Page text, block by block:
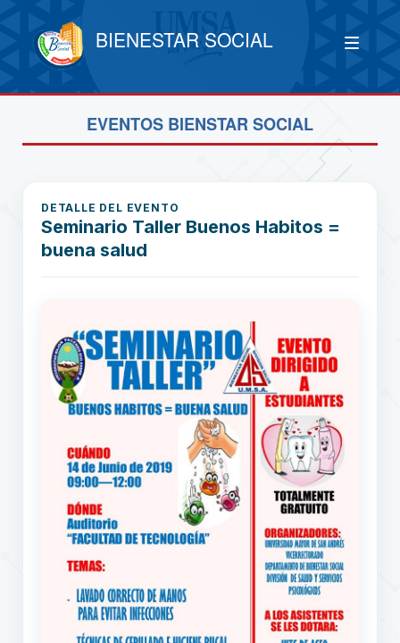
BIENESTAR SOCIAL
EVENTOS BIENSTAR SOCIAL
DETALLE DEL EVENTO
Seminario Taller Buenos Habitos =
buena salud